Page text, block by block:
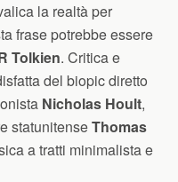
la realtà per
frase potrebbe essere
Tolkien. Critica e
del biopic diretto
Nicholas Hoult,
statunitenseThomas
a tratti minimalista e